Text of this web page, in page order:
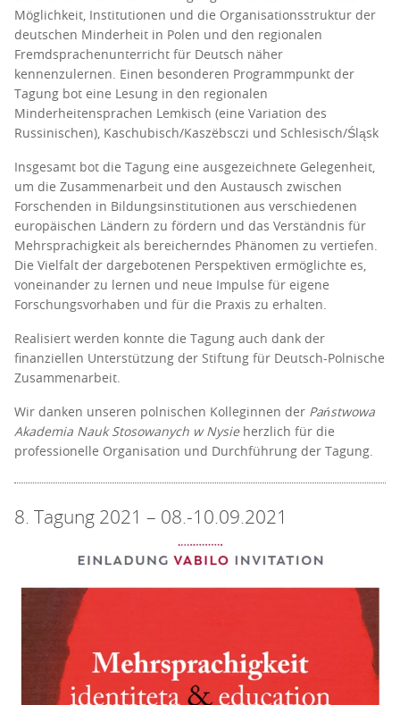
Möglichkeit, Institutionen und die Organisationsstruktur der
deutschen Minderheit in Polen und den regionalen
Fremdsprachenunterricht für Deutsch näher
kennenzulernen. Einen besonderen Programmpunkt der
Tagung bot eine Lesung in den regionalen
Minderheitensprachen Lemkisch (eine Variation des
Russinischen), Kaschubisch/Kaszëbsczi und Schlesisch/Śląsk
Insgesamt bot die Tagung eine ausgezeichnete Gelegenheit,
um die Zusammenarbeit und den Austausch zwischen
Forschenden in Bildungsinstitutionen aus verschiedenen
europäischen Ländern zu fördern und das Verständnis für
Mehrsprachigkeit als bereicherndes Phänomen zu vertiefen.
Die Vielfalt der dargebotenen Perspektiven ermöglichte es,
voneinander zu lernen und neue Impulse für eigene
Forschungsvorhaben und für die Praxis zu erhalten.
Realisiert werden konnte die Tagung auch dank der
finanziellen Unterstützung der Stiftung für Deutsch-Polnische
Zusammenarbeit.
Wir danken unseren polnischen Kolleginnen der Państwowa
Akademia Nauk Stosowanych w Nysieherzlich für die
professionelle Organisation und Durchführung der Tagung.
8. Tagung 2021 – 08.-10.09.2021